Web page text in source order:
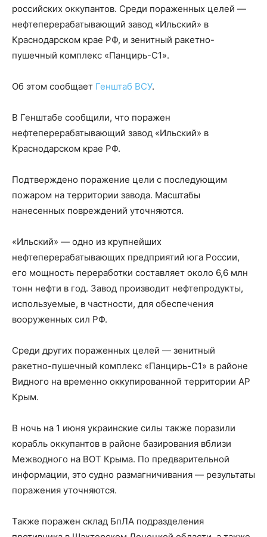
российских оккупантов. Среди пораженных целей —
нефтеперерабатывающий завод «Ильский» в
Краснодарском крае РФ, и зенитный ракетно-
пушечный комплекс «Панцирь-С1».
Об этом сообщает Генштаб ВСУ.
В Генштабе сообщили, что поражен
нефтеперерабатывающий завод «Ильский» в
Краснодарском крае РФ.
Подтверждено поражение цели с последующим
пожаром на территории завода. Масштабы
нанесенных повреждений уточняются.
«Ильский» — одно из крупнейших
нефтеперерабатывающих предприятий юга России,
его мощность переработки составляет около 6,6 млн
тонн нефти в год. Завод производит нефтепродукты,
используемые, в частности, для обеспечения
вооруженных сил РФ.
Среди других пораженных целей — зенитный
ракетно-пушечный комплекс «Панцирь-С1» в районе
Видного на временно оккупированной территории АР
Крым.
В ночь на 1 июня украинские силы также поразили
корабль оккупантов в районе базирования вблизи
Межводного на ВОТ Крыма. По предварительной
информации, это судно размагничивания — результаты
поражения уточняются.
Также поражен склад БпЛА подразделения